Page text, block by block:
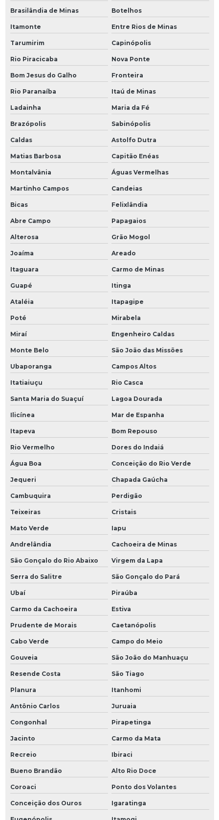
Brasilândia de Minas Botelhos
Itamonte Entre Rios de Minas
Tarumirim Capinópolis
Rio Piracicaba Nova Ponte
Bom Jesus do Galho Fronteira
Rio Paranaíba Itaú de Minas
Ladainha Maria da Fé
Brazópolis Sabinópolis
Caldas Astolfo Dutra
Matias Barbosa Capitão Enéas
Montalvânia Águas Vermelhas
Martinho Campos Candeias
Bicas Felixlândia
Abre Campo Papagaios
Alterosa Grão Mogol
Joaíma Areado
Itaguara Carmo de Minas
Guapé Itinga
Ataléia Itapagipe
Poté Mirabela
Miraí Engenheiro Caldas
Monte Belo São João das Missões
Ubaporanga Campos Altos
Itatiaiuçu Rio Casca
Santa Maria do Suaçuí Lagoa Dourada
Ilicínea Mar de Espanha
Itapeva Bom Repouso
Rio Vermelho Dores do Indaiá
Água Boa Conceição do Rio Verde
Jequeri Chapada Gaúcha
Cambuquira Perdigão
Teixeiras Cristais
Mato Verde Iapu
Andrelândia Cachoeira de Minas
São Gonçalo do Rio Abaixo Virgem da Lapa
Serra do Salitre São Gonçalo do Pará
Ubaí Piraúba
Carmo da Cachoeira Estiva
Prudente de Morais Caetanópolis
Cabo Verde Campo do Meio
Gouveia São João do Manhuaçu
Resende Costa São Tiago
Planura Itanhomi
Antônio Carlos Juruaia
Congonhal Pirapetinga
Jacinto Carmo da Mata
Recreio Ibiraci
Bueno Brandão Alto Rio Doce
Coroaci Ponto dos Volantes
Conceição dos Ouros Igaratinga